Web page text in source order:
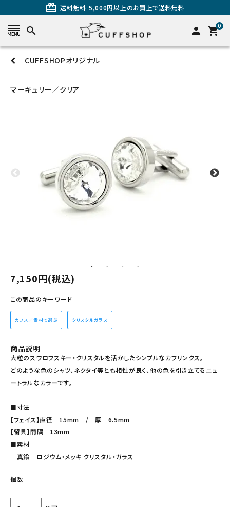
card_giftcard 送料無料 5,000円以上のお買上で送料無料
search person 0
shopping_cart
カテゴリーから探す
修理・交換
カフス相談室
CUFFSHOPオリジナル
マーキュリー／クリア
7,150円(税込)
この商品のキーワード
カフス／素材で選ぶ クリスタルガラス
商品説明
大粒のスワロフスキー・クリスタルを活かしたシンプルなカフリンクス。
どのような色のシャツ、ネクタイ等とも相性が良く、他の色を引き立てるニュ
ートラルなカラーです。
■寸法
【フェイス】直径 15mm / 厚 6.5mm
【留具】間隔 13mm
■素材
真鍮 ロジウム・メッキ クリスタル・ガラス
個数